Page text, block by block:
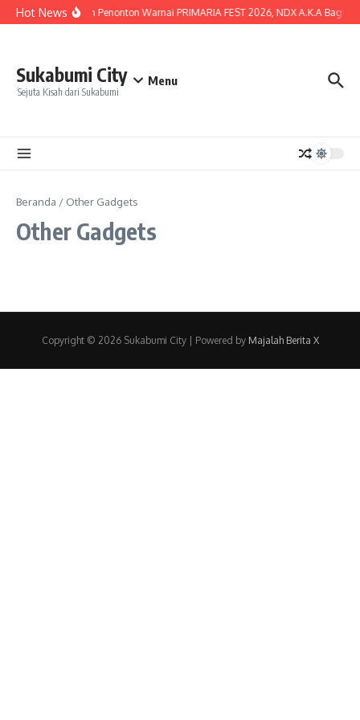
Lewati ke konten
Hot NewsLautan Penonton Warnai PRIMARIA FEST 2026, NDX A.K.A
Sukabumi City
Sejuta Kisah dari Sukabumi
Menu
Beranda / Other Gadgets
Other Gadgets
Copyright © 2026 Sukabumi City | Powered by Majalah Berita X